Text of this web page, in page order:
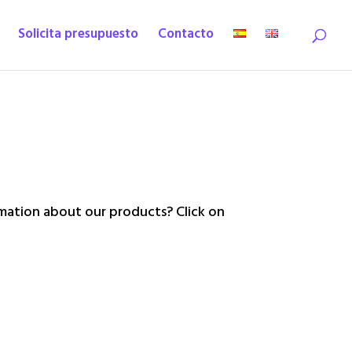
Solicita presupuesto Contacto
about our products? Click on